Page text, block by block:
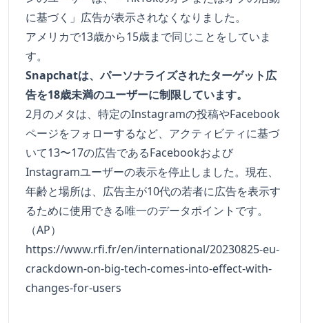
に基づく」広告が表示されなくなりました。
アメリカで13歳から15歳まで同じことをしていま
す。
Snapchatは、パーソナライズされたターゲット広
告を18歳未満のユーザーに制限しています。
2月のメタは、特定のInstagramの投稿やFacebook
ページをフォローするなど、アクティビティに基づ
いて13〜17の広告であるFacebookおよび
Instagramユーザーの表示を停止しました。現在、
年齢と場所は、広告主が10代の若者に広告を表示す
るために使用できる唯一のデータポイントです。
（AP）
https://www.rfi.fr/en/international/20230825-eu-
crackdown-on-big-tech-comes-into-effect-with-
changes-for-users